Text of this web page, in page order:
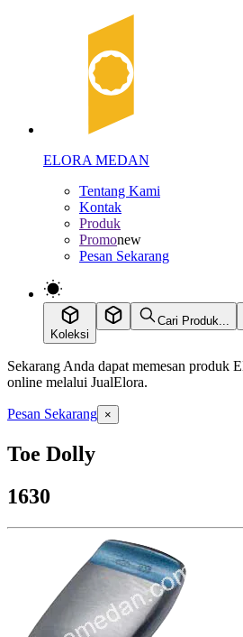
ELORA MEDAN
Tentang Kami
Kontak
Produk
Promonew
Pesan Sekarang
Koleksi
Cari Produk...
Sekarang Anda dapat memesan produk
online melalui JualElora.
Pesan Sekarang ×
Toe Dolly
1630